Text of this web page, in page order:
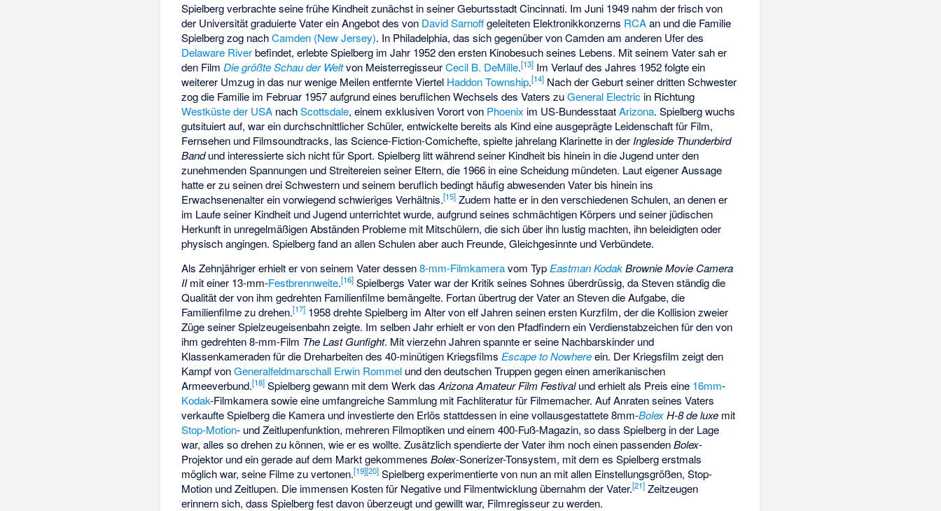
Spielberg verbrachte seine frühe Kindheit zunächst in seiner Geburtsstadt Cincinnati. Im Juni 1949 nahm der frisch von
der Universität graduierte Vater ein Angebot des von David Sarnoffgeleiteten Elektronikkonzerns RCAan und die Familie
Spielberg zog nachCamden (New Jersey). In Philadelphia, das sich gegenüber von Camden am anderen Ufer des
Delaware Riverbefindet, erlebte Spielberg im Jahr 1952 den ersten Kinobesuch seines Lebens. Mit seinem Vater sah er
den FilmDie größte Schau der Weltvon MeisterregisseurCecil B. DeMille.[13] Im Verlauf des Jahres 1952 folgte ein
weiterer Umzug in das nur wenige Meilen entfernte Viertel Haddon Township.[14] Nach der Geburt seiner dritten Schwester
zog die Familie im Februar 1957 aufgrund eines beruflichen Wechsels des Vaters zuGeneral Electric in Richtung
Westküste der USA nachScottsdale, einem exklusiven Vorort von Phoenix im US-BundesstaatArizona. Spielberg wuchs
gutsituiert auf, war ein durchschnittlicher Schüler, entwickelte bereits als Kind eine ausgeprägte Leidenschaft für Film,
Fernsehen und Filmsoundtracks, las Science-Fiction-Comichefte, spielte jahrelang Klarinette in der Ingleside Thunderbird
Bandund interessierte sich nicht für Sport. Spielberg litt während seiner Kindheit bis hinein in die Jugend unter den
zunehmenden Spannungen und Streitereien seiner Eltern, die 1966 in eine Scheidung mündeten. Laut eigener Aussage
hatte er zu seinen drei Schwestern und seinem beruflich bedingt häufig abwesenden Vater bis hinein ins
Erwachsenenalter ein vorwiegend schwieriges Verhältnis.[15] Zudem hatte er in den verschiedenen Schulen, an denen er
im Laufe seiner Kindheit und Jugend unterrichtet wurde, aufgrund seines schmächtigen Körpers und seiner jüdischen
Herkunft in unregelmäßigen Abständen Probleme mit Mitschülern, die sich über ihn lustig machten, ihn beleidigten oder
physisch angingen. Spielberg fand an allen Schulen aber auch Freunde, Gleichgesinnte und Verbündete.
Als Zehnjähriger erhielt er von seinem Vater dessen8-mm-Filmkameravom Typ Eastman KodakBrownie Movie Camera
IImit einer 13-mm-Festbrennweite.[16] Spielbergs Vater war der Kritik seines Sohnes überdrüssig, da Steven ständig die
Qualität der von ihm gedrehten Familienfilme bemängelte. Fortan übertrug der Vater an Steven die Aufgabe, die
Familienfilme zu drehen.[17] 1958 drehte Spielberg im Alter von elf Jahren seinen ersten Kurzfilm, der die Kollision zweier
Züge seiner Spielzeugeisenbahn zeigte. Im selben Jahr erhielt er von den Pfadfindern ein Verdienstabzeichen für den von
ihm gedrehten 8-mm-Film The Last Gunfight. Mit vierzehn Jahren spannte er seine Nachbarskinder und
Klassenkameraden für die Dreharbeiten des 40-minütigen Kriegsfilms Escape to Nowhereein. Der Kriegsfilm zeigt den
Kampf vonGeneralfeldmarschall Erwin Rommel und den deutschen Truppen gegen einen amerikanischen
Armeeverbund.[18] Spielberg gewann mit dem Werk dasArizona Amateur Film Festivalund erhielt als Preis eine 16mm-
Kodak-Filmkamera sowie eine umfangreiche Sammlung mit Fachliteratur für Filmemacher. Auf Anraten seines Vaters
verkaufte Spielberg die Kamera und investierte den Erlös stattdessen in eine vollausgestattete 8mm-BolexH-8 de luxe mit
Stop-Motion- und Zeitlupenfunktion, mehreren Filmoptiken und einem 400-Fuß-Magazin, so dass Spielberg in der Lage
war, alles so drehen zu können, wie er es wollte. Zusätzlich spendierte der Vater ihm noch einen passendenBolex-
Projektor und ein gerade auf dem Markt gekommenesBolex-Sonerizer-Tonsystem, mit dem es Spielberg erstmals
möglich war, seine Filme zu vertonen.[19][20] Spielberg experimentierte von nun an mit allen Einstellungsgrößen, Stop-
Motion und Zeitlupen. Die immensen Kosten für Negative und Filmentwicklung übernahm der Vater.[21] Zeitzeugen
erinnern sich, dass Spielberg fest davon überzeugt und gewillt war, Filmregisseur zu werden.